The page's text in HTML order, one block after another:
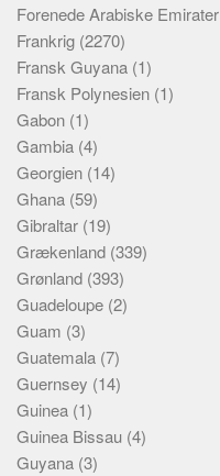
Forenede Arabiske Emirater
Frankrig (2270)
Fransk Guyana (1)
Fransk Polynesien (1)
Gabon (1)
Gambia (4)
Georgien (14)
Ghana (59)
Gibraltar (19)
Grækenland (339)
Grønland (393)
Guadeloupe (2)
Guam (3)
Guatemala (7)
Guernsey (14)
Guinea (1)
Guinea Bissau (4)
Guyana (3)